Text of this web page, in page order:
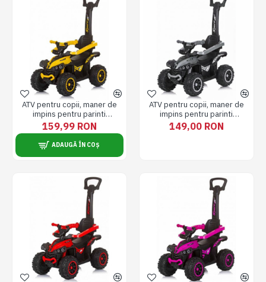
ATV pentru copii, maner de
impins pentru parinti
detasabil, Pentru interior si
exterior, galben
159,99 RON
ADAUGĂ ÎN COȘ
ATV pentru copii, maner de
impins pentru parinti
detasabil, Pentru interior si
exterior, gri
149,00 RON